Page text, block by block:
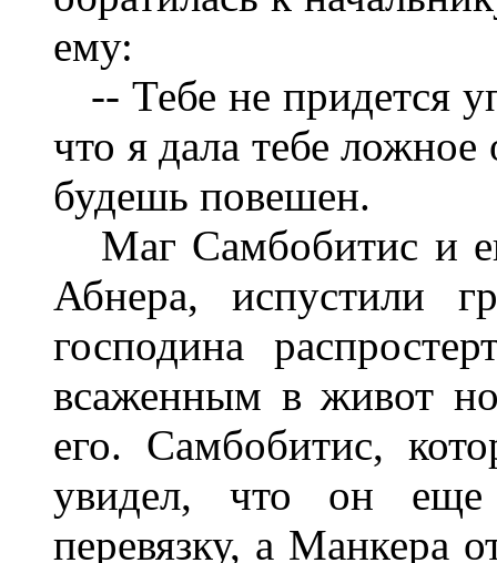
ему:
-- Тебе не придется
что я дала тебе ложное
будешь повешен.
Маг Самбобитис и
Абнера, испустили
господина
всаженным в живот
его. Самбобитис,
увидел, что он
перевязку, а Манкера